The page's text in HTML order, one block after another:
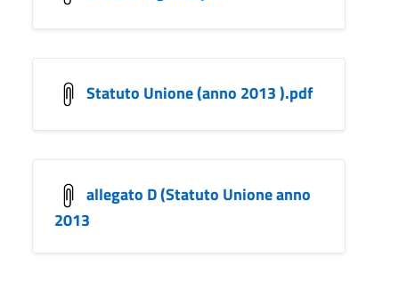
Statuto Unione (anno 2013 ).pdf
allegato D (Statuto Unione anno
2013